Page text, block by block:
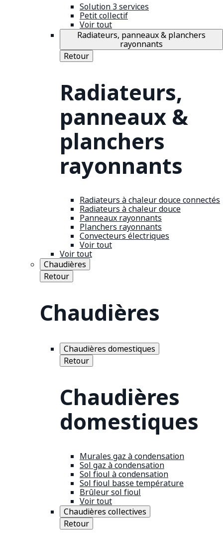
Solution 3 services
Petit collectif
Voir tout
Radiateurs, panneaux & planchers
rayonnants
Retour
Radiateurs,
panneaux &
planchers
rayonnants
Radiateurs à chaleur douce connectés
Radiateurs à chaleur douce
Panneaux rayonnants
Planchers rayonnants
Convecteurs électriques
Voir tout
Voir tout
Chaudières
Retour
Chaudières
Chaudières domestiques
Retour
Chaudières
domestiques
Murales gaz à condensation
Sol gaz à condensation
Sol fioul à condensation
Sol fioul basse température
Brûleur sol fioul
Voir tout
Chaudières collectives
Retour